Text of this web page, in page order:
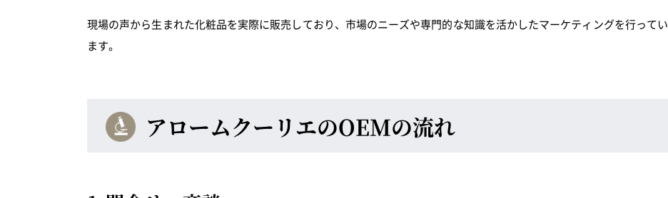
現場の声から生まれた化粧品を実際に販売しており、市場のニーズや専門的な知識を活かしたマーケティングを行ってい
ます。
アロームクーリエのOEMの流れ